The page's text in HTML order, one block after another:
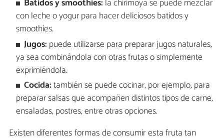
Batidos y smoothies: la chirimoya se puede mezclar
con leche o yogur para hacer deliciosos batidos y
smoothies.
Jugos: puede utilizarse para preparar jugos naturales,
ya sea combinándola con otras frutas o simplemente
exprimiéndola.
Cocida:también se puede cocinar, por ejemplo, para
preparar salsas que acompañen distintos tipos de carne,
ensaladas, postres, entre otras opciones.
Existen diferentes formas de consumir esta fruta tan